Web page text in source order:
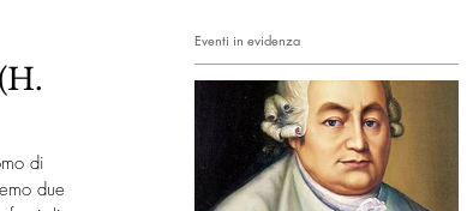
di
due
Eventi in evidenza